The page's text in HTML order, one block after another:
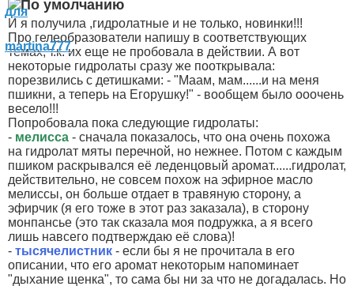
И я получила ,гидролатные и не только, новинки!!!
Про гелеобразователи напишу в соответствующих
темах, т.к. их еще не пробовала в действии. А вот
некоторые гидролаты сразу же пооткрывала:
порезвились с детишками: - "Маам, мам......и на меня
пшикни, а теперь на Егорушку!" - вообщем было ооочень
весело!!!
Попробовала пока следующие гидролаты:
- мелисса - сначала показалось, что она очень похожа
на гидролат мяты перечной, но нежнее. Потом с каждым
пшиком раскрывался её леденцовый аромат......гидролат,
действительно, не совсем похож на эфирное масло
мелиссы, он больше отдает в травяную сторону, а
эфирчик (я его тоже в этот раз заказала), в сторону
монпансье (это так сказала моя подружка, а я всего
лишь навсего подтверждаю её слова)!
- тысячелистник - если бы я не прочитала в его
описании, что его аромат некоторым напоминает
"дыхание щенка", то сама бы ни за что не догадалась. Но